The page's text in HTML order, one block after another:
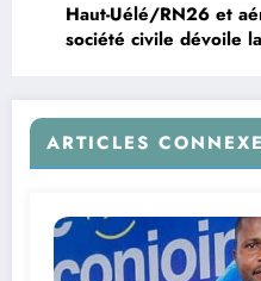
Haut-Uélé/RN26 et
société civile dévoile
ARTICLES